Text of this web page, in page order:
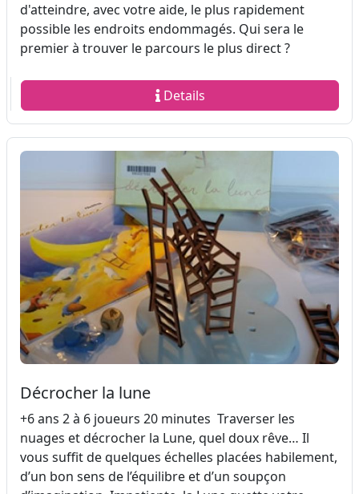
d'atteindre, avec votre aide, le plus rapidement
possible les endroits endommagés. Qui sera le
premier à trouver le parcours le plus direct ?
Details
Décrocher la lune
+6 ans 2 à 6 joueurs 20 minutes Traverser les
nuages et décrocher la Lune, quel doux rêve… Il
vous suffit de quelques échelles placées habilement,
d’un bon sens de l’équilibre et d’un soupçon